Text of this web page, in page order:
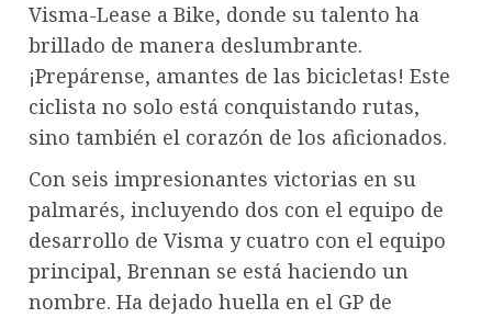
Visma-Lease a Bike, donde su talento ha
brillado de manera deslumbrante.
¡Prepárense, amantes de las bicicletas! Este
ciclista no solo está conquistando rutas,
sino también el corazón de los aficionados.
Con seis impresionantes victorias en su
palmarés, incluyendo dos con el equipo de
desarrollo de Visma y cuatro con el equipo
principal, Brennan se está haciendo un
nombre. Ha dejado huella en el GP de